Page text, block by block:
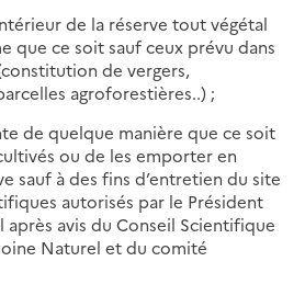
de la réserve tout végétal
que ce soit sauf ceux prévu dans
de vergers,
agroforestières..) ;
de quelque manière que ce soit
ou de les emporter en
sauf à des fins d’entretien du site
autorisés par le Président
après avis du Conseil Scientifique
Naturel et du comité